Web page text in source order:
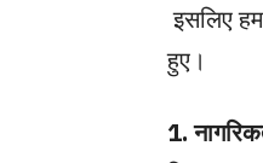
इसलिए
हुए।
1.